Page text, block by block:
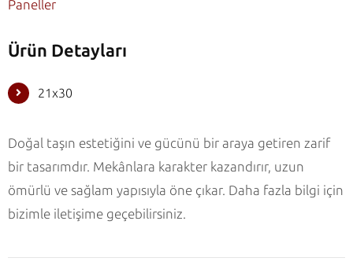
Paneller
Ürün Detayları
21x30
Doğal taşın estetiğini ve gücünü bir araya getiren zarif
bir tasarımdır. Mekânlara karakter kazandırır, uzun
ömürlü ve sağlam yapısıyla öne çıkar. Daha fazla bilgi için
bizimle iletişime geçebilirsiniz.